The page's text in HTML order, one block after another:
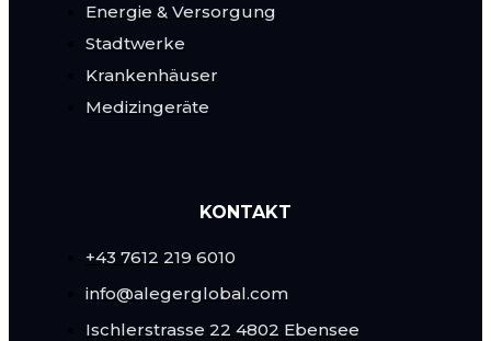
Energie & Versorgung
Stadtwerke
Krankenhäuser
Medizingeräte
KONTAKT
+43 7612 219 6010
info@alegerglobal.com
Ischlerstrasse 22 4802 Ebensee